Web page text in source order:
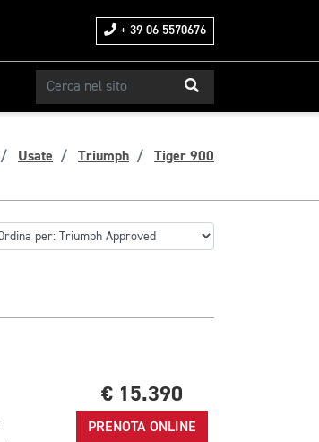
+ 39 06 5570676
Usate Triumph Tiger 900
€ 15.390
PRENOTA ONLINE